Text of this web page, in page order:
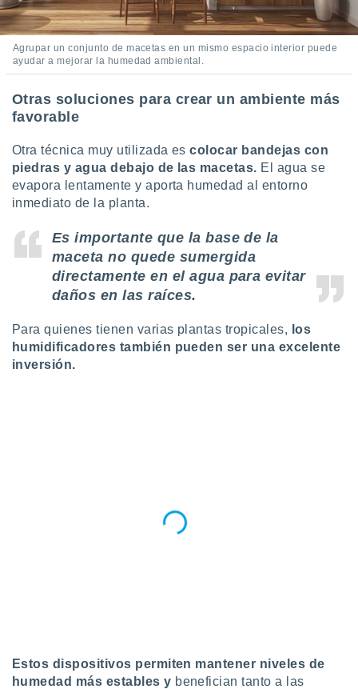
Agrupar un conjunto de macetas en un mismo espacio interior puede
ayudar a mejorar la humedad ambiental.
Otras soluciones para crear un ambiente más
favorable
Otra técnica muy utilizada escolocar bandejas con
piedras y agua debajo de las macetas. El agua se
evapora lentamente y aporta humedad al entorno
inmediato de la planta.
Es importante que la base de la
maceta no quede sumergida
directamente en el agua para evitar
daños en las raíces.
Para quienes tienen varias plantas tropicales, los
humidificadores también pueden ser una excelente
inversión.
Estos dispositivos permiten mantener niveles de
humedad más estables y benefician tanto a las